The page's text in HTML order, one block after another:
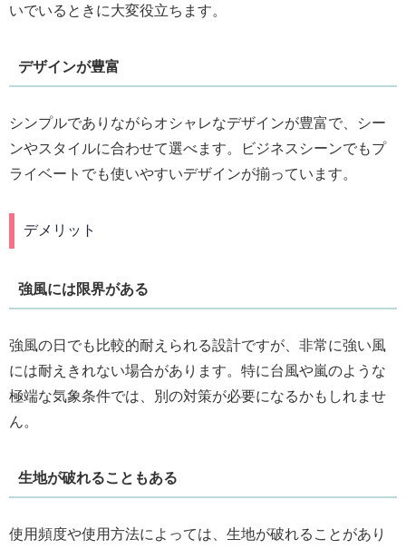
いでいるときに大変役立ちます。
デザインが豊富
シンプルでありながらオシャレなデザインが豊富で、シー
ンやスタイルに合わせて選べます。ビジネスシーンでもプ
ライベートでも使いやすいデザインが揃っています。
デメリット
強風には限界がある
強風の日でも比較的耐えられる設計ですが、非常に強い風
には耐えきれない場合があります。特に台風や嵐のような
極端な気象条件では、別の対策が必要になるかもしれませ
ん。
生地が破れることもある
使用頻度や使用方法によっては、生地が破れることがあり